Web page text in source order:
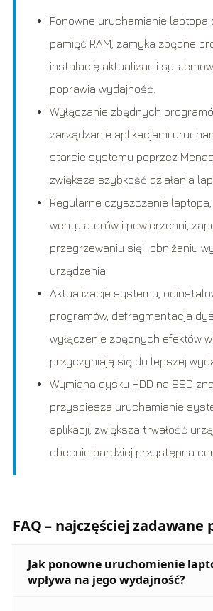
Ponowne uruchamianie laptopa
pamięć RAM, zamyka zbędne
instalację aktualizacji
poprawia wydajność.
Wyłączanie zbędnych
zarządzanie aplikacjami
starcie systemu poprzez
zwiększa szybkość działania
Regularne czyszczenie
wentylatorów i powierzchni,
przegrzewaniu się i obniżaniu
urządzenia.
Aktualizacje systemu,
programów, defragmentacja
wyłączenie zbędnych efektów
przyczyniają się do lepszej
Wymiana dysku HDD na SSD
przyspiesza uruchamianie
aplikacji, zwiększa trwałość
obecnie bardziej przystępna
FAQ – najczęściej zadawane
Jak ponowne uruchomienie
wpływa na jego wydajność?